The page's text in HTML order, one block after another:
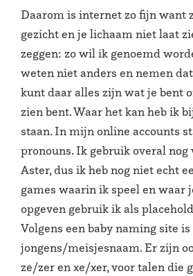
Daarom is internet zo fijn want
gezicht en je lichaam niet laat
zeggen: zo wil ik genoemd
weten niet anders en nemen dat
kunt daar alles zijn wat je bent
zien bent. Waar het kan heb ik
staan. In mijn online accounts
pronouns. Ik gebruik overal nog
Aster, dus ik heb nog niet echt
games waarin ik speel en waar
opgeven gebruik ik als
Volgens een baby naming site
jongens/meisjesnaam. Er zijn
ze/zer en xe/xer, voor talen die